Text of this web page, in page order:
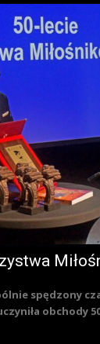
spędzony
obchody